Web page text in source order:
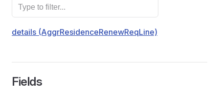
details (AggrResidenceRenewReqLine)
Fields